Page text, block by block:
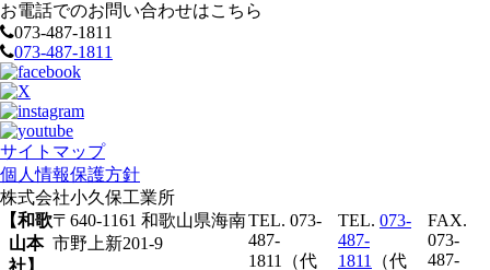
お電話でのお問い合わせはこちら
073-487-1811
073-487-1811
サイトマップ
個人情報保護方針
株式会社小久保工業所
【和歌
山本
〒640-1161 和歌山県海南
市野上新201-9
TEL. 073-
487-
1811（代
TEL. 073-
487-
1811
（代
FAX.
073-
487-